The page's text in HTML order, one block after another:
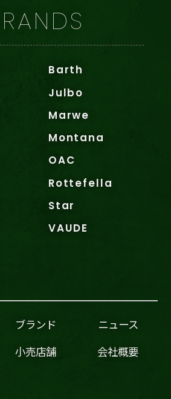
Barth
Julbo
Marwe
Montana
OAC
Rottefella
Star
VAUDE
ブランド
ニュース
小売店舗
会社概要